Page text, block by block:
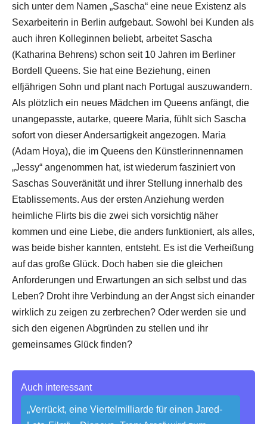
sich unter dem Namen „Sascha“ eine neue Existenz als
Sexarbeiterin in Berlin aufgebaut. Sowohl bei Kunden als
auch ihren Kolleginnen beliebt, arbeitet Sascha
(Katharina Behrens) schon seit 10 Jahren im Berliner
Bordell Queens. Sie hat eine Beziehung, einen
elfjährigen Sohn und plant nach Portugal auszuwandern.
Als plötzlich ein neues Mädchen im Queens anfängt, die
unangepasste, autarke, queere Maria, fühlt sich Sascha
sofort von dieser Andersartigkeit angezogen. Maria
(Adam Hoya), die im Queens den Künstlerinnennamen
„Jessy“ angenommen hat, ist wiederum fasziniert von
Saschas Souveränität und ihrer Stellung innerhalb des
Etablissements. Aus der ersten Anziehung werden
heimliche Flirts bis die zwei sich vorsichtig näher
kommen und eine Liebe, die anders funktioniert, als alles,
was beide bisher kannten, entsteht. Es ist die Verheißung
auf das große Glück. Doch haben sie die gleichen
Anforderungen und Erwartungen an sich selbst und das
Leben? Droht ihre Verbindung an der Angst sich einander
wirklich zu zeigen zu zerbrechen? Oder werden sie und
sich den eigenen Abgründen zu stellen und ihr
gemeinsames Glück finden?
Auch interessant
„Verrückt, eine Viertelmilliarde für einen Jared-